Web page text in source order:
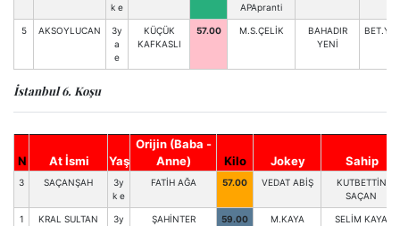
k e
APApranti
5 AKSOYLUCAN
3y
a
e
KÜÇÜK
KAFKASLI
57.00 M.S.ÇELİK
BAHADIR
YENİ
İstanbul 6. Koşu
N At İsmi Yaş
Orijin (Baba -
Anne)
Kilo Jokey Sahip
3 SAÇANŞAH
3y
k e
FATİH AĞA 57.00 VEDAT ABİŞ
KUTBETTİN
SAÇAN
1 KRAL SULTAN
3y
ŞAHİNTER 59.00 M.KAYA SELİM KAYA